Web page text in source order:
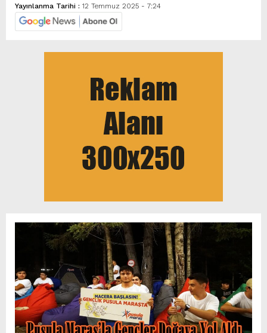
Yayınlanma Tarihi : 12 Temmuz 2025 - 7:24